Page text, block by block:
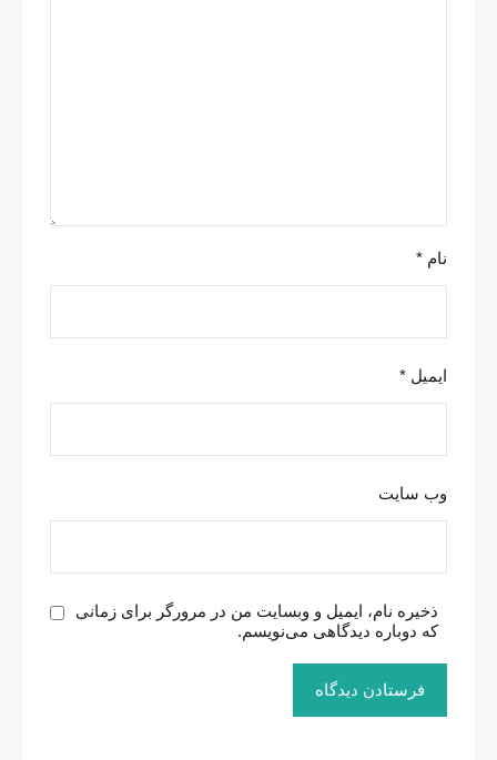
نام *
ایمیل *
وب‌ سایت
ذخیره نام، ایمیل و وبسایت من در مرورگر برای زمانی
که دوباره دیدگاهی می‌نویسم.